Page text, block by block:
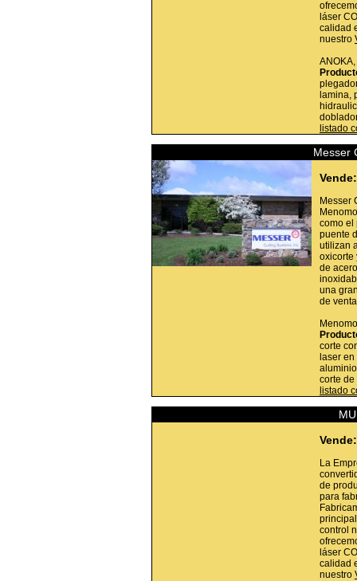
láser
calidad
nuestro
ANOKA,
lamina,
listado
Messer
Vende:
Messer
como el
puente
utilizan
oxicorte
de
una
de
corte
laser
corte
listado
Vende:
La
de
para
control
láser
calidad
nuestro